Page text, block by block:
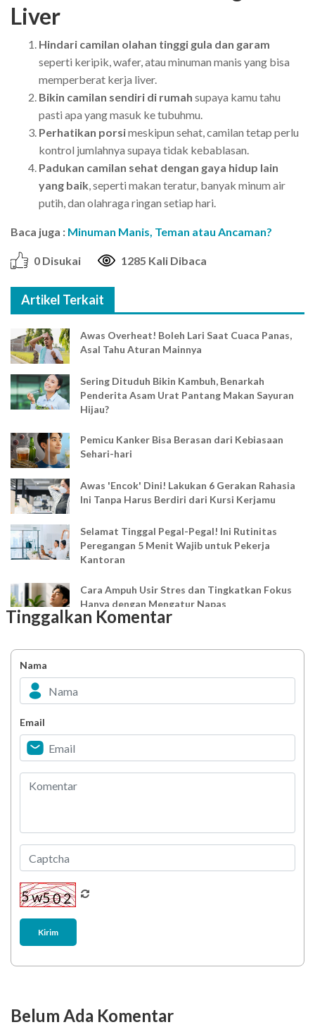
Liver
Hindari camilan olahan tinggi gula dan garam
seperti keripik, wafer, atau minuman manis yang bisa
memperberat kerja liver.
Bikin camilan sendiri di rumah supaya kamu tahu
pasti apa yang masuk ke tubuhmu.
Perhatikan porsimeskipun sehat, camilan tetap perlu
kontrol jumlahnya supaya tidak kebablasan.
Padukan camilan sehat dengan gaya hidup lain
yang baik, seperti makan teratur, banyak minum air
putih, dan olahraga ringan setiap hari.
Baca juga : Minuman Manis, Teman atau Ancaman?
0 Disukai 1285 Kali Dibaca
Artikel Terkait
Awas Overheat! Boleh Lari Saat Cuaca Panas,
Asal Tahu Aturan Mainnya
Sering Dituduh Bikin Kambuh, Benarkah
Penderita Asam Urat Pantang Makan Sayuran
Hijau?
Pemicu Kanker Bisa Berasan dari Kebiasaan
Sehari-hari
Awas 'Encok' Dini! Lakukan 6 Gerakan Rahasia
Ini Tanpa Harus Berdiri dari Kursi Kerjamu
Selamat Tinggal Pegal-Pegal! Ini Rutinitas
Peregangan 5 Menit Wajib untuk Pekerja
Kantoran
Cara Ampuh Usir Stres dan Tingkatkan Fokus
Hanya dengan Mengatur Napas
Bahagia dalam Tubuh
Minuman Manis, Teman atau Ancaman?
Berani Selesaikan Challenge 6.000 Langkah?
Tinggalkan Komentar
Nama
Email
Kirim
Belum Ada Komentar